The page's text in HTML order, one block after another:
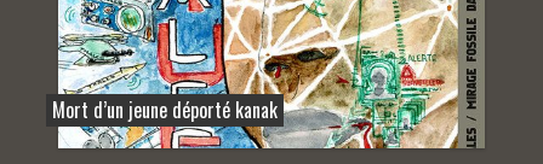
Mort d’un jeune déporté kanak